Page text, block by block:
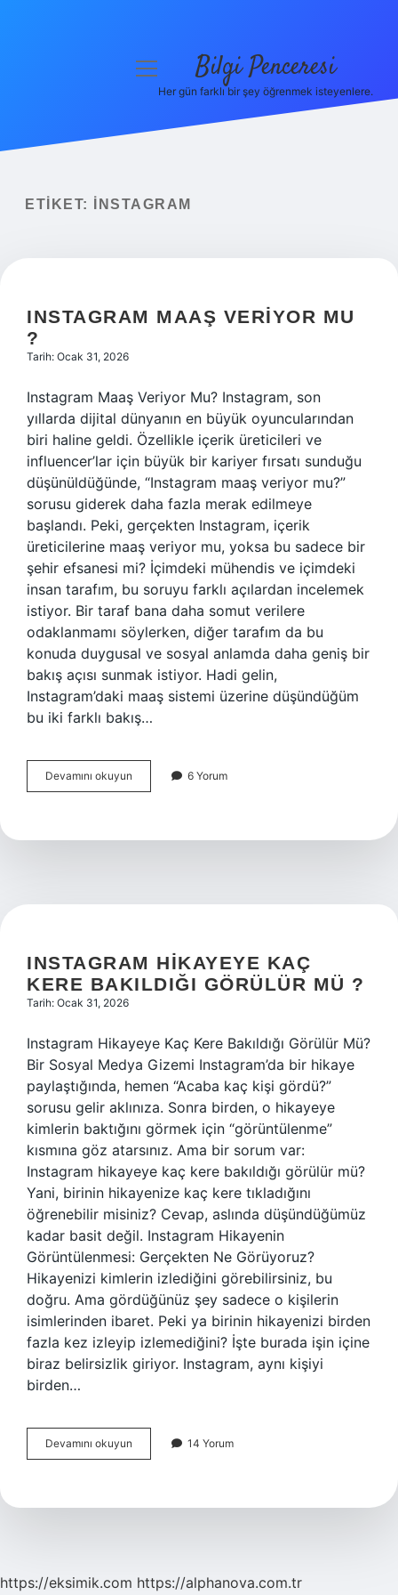
Yasal Uyarı
menüyü
Bilgi Penceresi
Her gün farklı bir şey öğrenmek isteyenlere.
ETIKET: INSTAGRAM
INSTAGRAM MAAŞ VERIYOR MU
?
Tarih: Ocak 31, 2026
Instagram Maaş Veriyor Mu? Instagram, son
yıllarda dijital dünyanın en büyük oyuncularından
biri haline geldi. Özellikle içerik üreticileri ve
influencer’lar için büyük bir kariyer fırsatı sunduğu
düşünüldüğünde, “Instagram maaş veriyor mu?”
sorusu giderek daha fazla merak edilmeye
başlandı. Peki, gerçekten Instagram, içerik
üreticilerine maaş veriyor mu, yoksa bu sadece bir
şehir efsanesi mi? İçimdeki mühendis ve içimdeki
insan tarafım, bu soruyu farklı açılardan incelemek
istiyor. Bir taraf bana daha somut verilere
odaklanmamı söylerken, diğer tarafım da bu
konuda duygusal ve sosyal anlamda daha geniş bir
bakış açısı sunmak istiyor. Hadi gelin,
Instagram’daki maaş sistemi üzerine düşündüğüm
bu iki farklı bakış…
Devamını okuyun Instagram
maaş
?
6 Yorum
INSTAGRAM HIKAYEYE KAÇ
KERE BAKILDIĞI GÖRÜLÜR MÜ ?
Tarih: Ocak 31, 2026
Instagram Hikayeye Kaç Kere Bakıldığı Görülür Mü?
Bir Sosyal Medya Gizemi Instagram’da bir hikaye
paylaştığında, hemen “Acaba kaç kişi gördü?”
sorusu gelir aklınıza. Sonra birden, o hikayeye
kimlerin baktığını görmek için “görüntülenme”
kısmına göz atarsınız. Ama bir sorum var:
Instagram hikayeye kaç kere bakıldığı görülür mü?
Yani, birinin hikayenize kaç kere tıkladığını
öğrenebilir misiniz? Cevap, aslında düşündüğümüz
kadar basit değil. Instagram Hikayenin
Görüntülenmesi: Gerçekten Ne Görüyoruz?
Hikayenizi kimlerin izlediğini görebilirsiniz, bu
doğru. Ama gördüğünüz şey sadece o kişilerin
isimlerinden ibaret. Peki ya birinin hikayenizi birden
fazla kez izleyip izlemediğini? İşte burada işin içine
biraz belirsizlik giriyor. Instagram, aynı kişiyi
birden…
Devamını okuyun Instagram
hikayeye
bakıldığı
14 Yorum
https://eksimik.com https://alphanova.com.tr